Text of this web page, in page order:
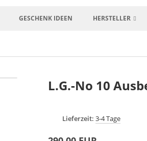
GESCHENK IDEEN HERSTELLER
L.G.-No 10
Lieferzeit: 3-4 Tage